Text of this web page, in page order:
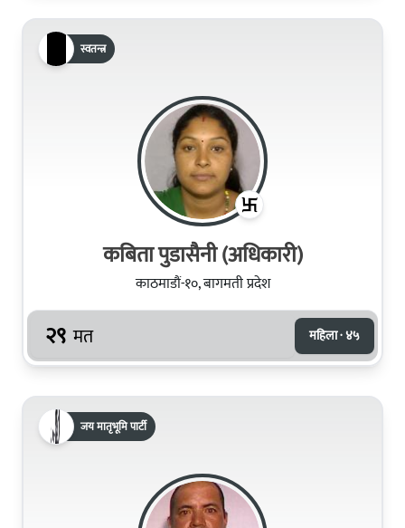
स्वतन्त्र
कबिता पुडासैनी (अधिकारी)
काठमाडौं-१०, बागमती प्रदेश
२९ मत महिला · ४५
जय मातृभूमि पार्टी